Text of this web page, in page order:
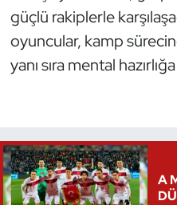
güçlü rakiplerle
oyuncular, kamp
yanı sıra mental
A
Oryantiring
Özel Sporcular
Ragbi
Satranç